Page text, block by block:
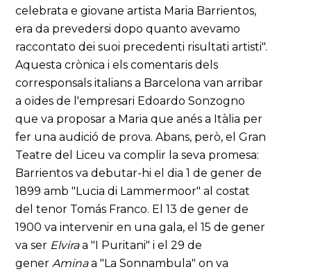
celebrata e giovane artista Maria Barrientos,
era da prevedersi dopo quanto avevamo
raccontato dei suoi precedenti risultati artisti".
Aquesta crònica i els comentaris dels
corresponsals italians a Barcelona van arribar
a oïdes de l'empresari Edoardo Sonzogno
que va proposar a Maria que anés a Itàlia per
fer una audició de prova. Abans, però, el Gran
Teatre del Liceu va complir la seva promesa:
Barrientos va debutar-hi el dia 1 de gener de
1899 amb "Lucia di Lammermoor" al costat
del tenor Tomás Franco. El 13 de gener de
1900 va intervenir en una gala, el 15 de gener
va ser Elviraa "I Puritani" i el 29 de
generAminaa "La Sonnambula" on va